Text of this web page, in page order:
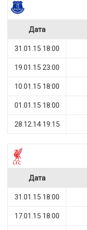
Дата
31.01.15 18:00
19.01.15 23:00
10.01.15 18:00
01.01.15 18:00
28.12.14 19:15
Дата
31.01.15 18:00
17.01.15 18:00